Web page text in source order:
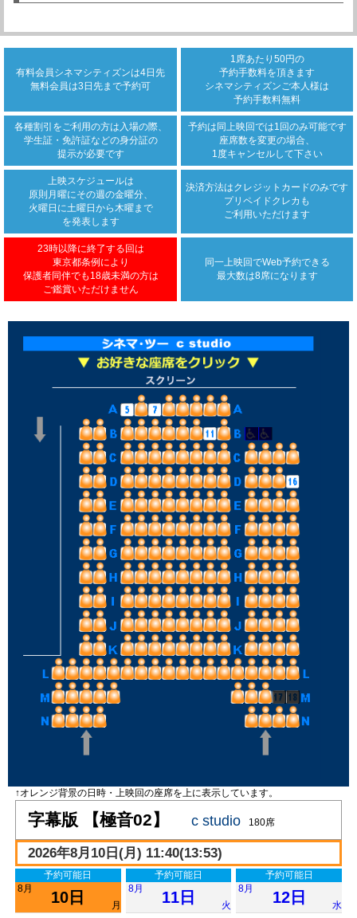
有料会員シネマシティズンは4日先
無料会員は3日先まで予約可
1席あたり50円の
予約手数料を頂きます
シネマシティズンご本人様は
予約手数料無料
各種割引をご利用の方は 入場の際、
学生証・免許証などの身分証の
提示が必要です
予約は同上映回では1回のみ可能です
座席数を変更の場合、
1度キャンセルして下さい
上映スケジュールは
原則月曜にその週の金曜分、
火曜日に土曜日から木曜まで
を発表します
決済方法はクレジットカードのみです
プリペイドクレカも
ご利用いただけます
23時以降に終了する回は
東京都条例により
保護者同伴でも18歳未満の方は
ご鑑賞いただけません
同一上映回でWeb予約できる
最大数は8席になります
↑オレンジ背景の日時・上映回の座席を上に表示しています。
字幕版 【極音02】 c studio 180席
2026年8月10日(月) 11:40(13:53)
予約可能日
8月
10日 月
予約可能日
8月
11日 火
予約可能日
8月
12日 水